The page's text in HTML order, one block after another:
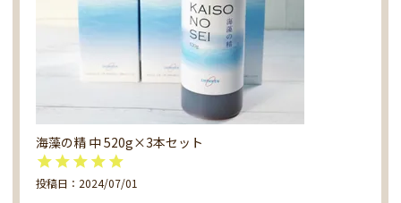
海藻の精 中 520g×3本セット
投稿日 2024/07/01